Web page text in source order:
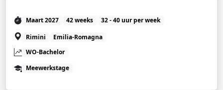
Maart 2027 42 weeks
32 - 40 uur per week
Rimini
Emilia-Romagna
WO-Bachelor
Meewerkstage